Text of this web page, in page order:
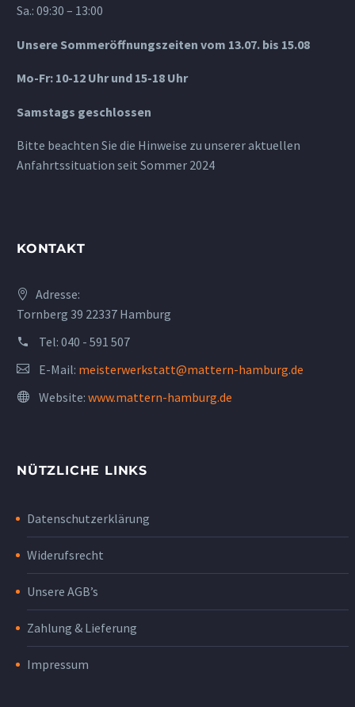
Sa.: 09:30 – 13:00
Unsere Sommeröffnungszeiten vom 13.07. bis 15.08
Mo-Fr: 10-12 Uhr und 15-18 Uhr
Samstags geschlossen
Bitte beachten Sie die Hinweise zu unserer aktuellen
Anfahrtssituation seit Sommer 2024
KONTAKT
Adresse:
Tornberg 39 22337 Hamburg
Tel: 040 - 591 507
E-Mail: meisterwerkstatt@mattern-hamburg.de
Website: www.mattern-hamburg.de
NÜTZLICHE LINKS
Datenschutzerklärung
Widerufsrecht
Unsere AGB’s
Zahlung & Lieferung
Impressum